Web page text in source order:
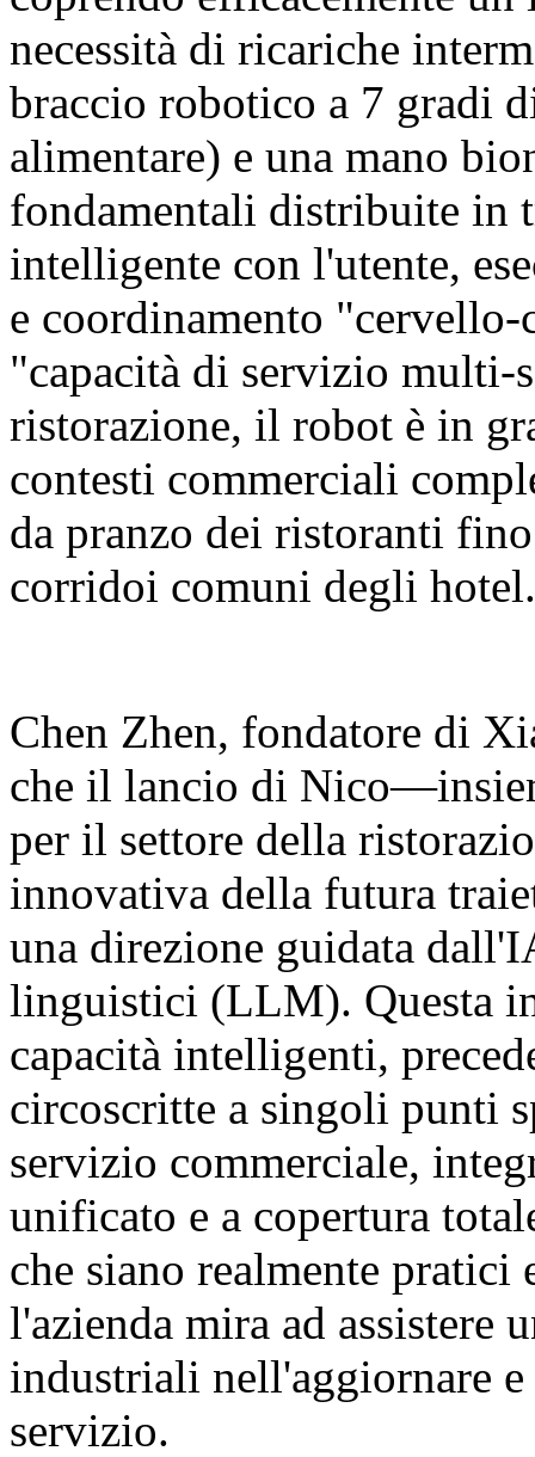
necessità di ricariche
braccio robotico a 7 gradi
alimentare) e una mano
fondamentali distribuite in
intelligente con l'utente,
e coordinamento
"capacità di servizio multi-
ristorazione, il robot è in
contesti commerciali
da pranzo dei ristoranti
corridoi comuni degli hotel.
Chen Zhen, fondatore di
che il lancio di
per il settore della
innovativa della futura
una direzione guidata
linguistici (LLM). Questa
capacità intelligenti,
circoscritte a singoli punti
servizio commerciale,
unificato e a copertura
che siano realmente pratici
l'azienda mira ad assistere
industriali nell'aggiornare
servizio.